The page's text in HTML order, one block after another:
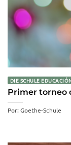
DIE SCHULE
Primer torneo
Por: Goethe-Schule